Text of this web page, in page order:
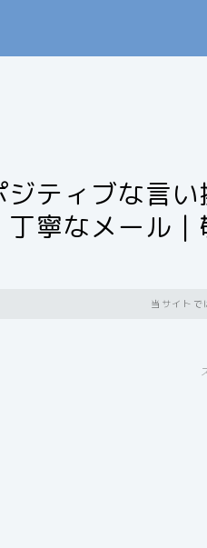
ジティブな言
丁寧なメール
当サイトで